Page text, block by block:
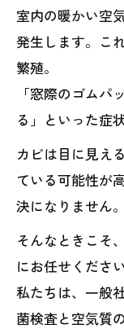
室内の暖かい空
発生します。こ
繁殖。
「窓際のゴム
る」といった症
カビは目に見え
ている可能性が
決になりません。
そんなときこそ
にお任せくださ
私たちは、一般
菌検査と空気質